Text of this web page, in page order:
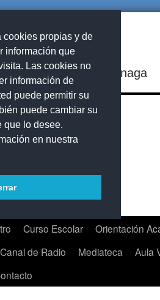
cookies propias y de
información que
Las cookies no
información de
puede permitir su
puede cambiar su
que lo desee.
en nuestra
IES Playa de Arinaga
Curso Escolar
Orientación
Canal de Radio Mediateca
Aula